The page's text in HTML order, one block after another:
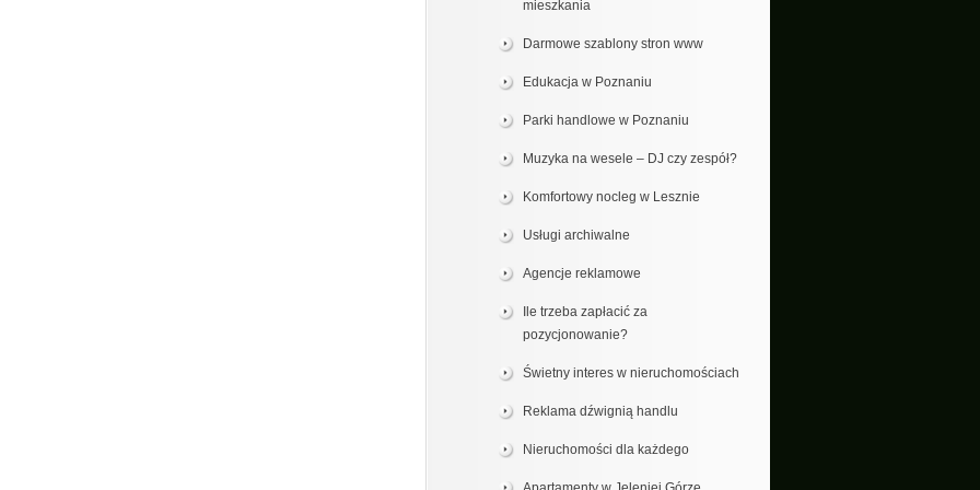
mieszkania
Darmowe szablony stron www
Edukacja w Poznaniu
Parki handlowe w Poznaniu
Muzyka na wesele – DJ czy zespół?
Komfortowy nocleg w Lesznie
Usługi archiwalne
Agencje reklamowe
Ile trzeba zapłacić za
pozycjonowanie?
Świetny interes w nieruchomościach
Reklama dźwignią handlu
Nieruchomości dla każdego